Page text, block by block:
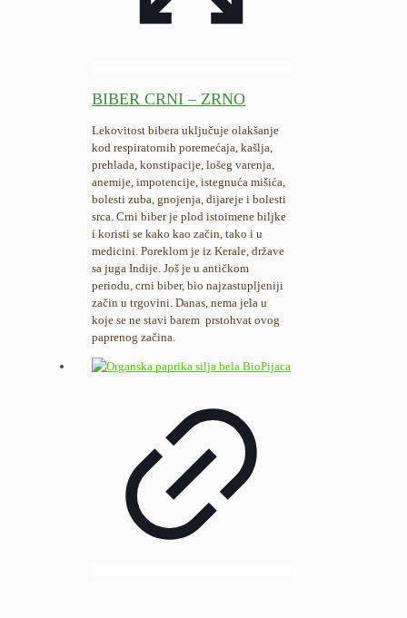
BIBER CRNI – ZRNO
Lekovitost bibera uključuje olakšanje
kod respiratornih poremećaja, kašlja,
prehlada, konstipacije, lošeg varenja,
anemije, impotencije, istegnuća mišića,
bolesti zuba, gnojenja, dijareje i bolesti
srca. Crni biber je plod istoimene biljke
i koristi se kako kao začin, tako i u
medicini. Poreklom je iz Kerale, države
sa juga Indije. Još je u antičkom
periodu, crni biber, bio najzastupljeniji
začin u trgovini. Danas, nema jela u
koje se ne stavi barem prstohvat ovog
paprenog začina.